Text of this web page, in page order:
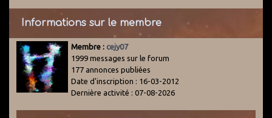
Informations sur le membre
Membre : cejy07
1999 messages sur le forum
177 annonces publiées
Date d'inscription : 16-03-2012
Dernière activité : 07-08-2026